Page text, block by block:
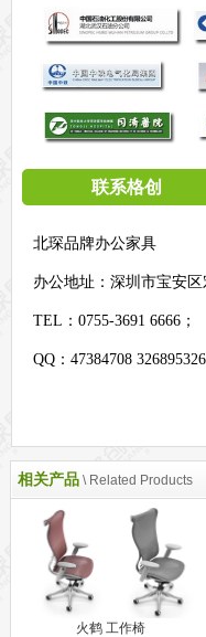
联系格创
北琛品牌办公家具
办公地址： 深圳市宝安
TEL：0755-3691 6666；
QQ：47384708 326895326
相关产品 \ Related Products
火鹤 工作椅